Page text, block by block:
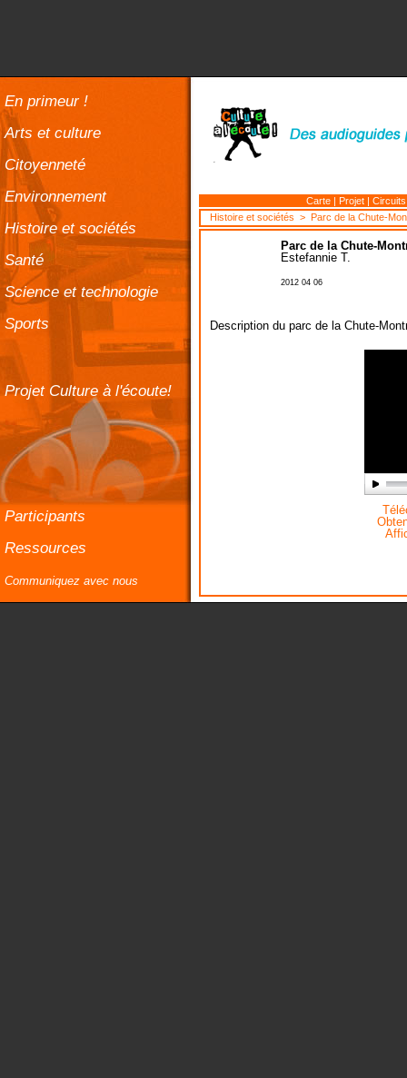
En primeur !
Arts et culture
Citoyenneté
Environnement
Histoire et sociétés
Santé
Science et technologie
Sports
Projet Culture à l'écoute!
Participants
Ressources
Communiquez avec nous
Carte | Projet |
Histoire et sociétés > Parc de la Chute-
Parc de la Chute-
Estefannie T.
2012 04 06
Description du parc de la Chute-